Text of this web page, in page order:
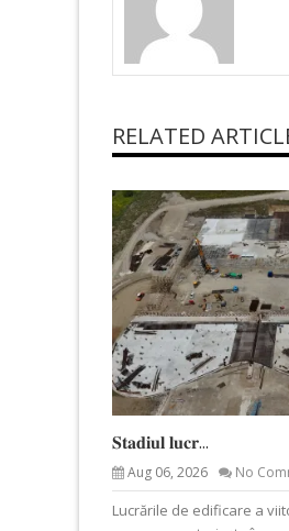
RELATED
𝐒𝐭𝐚𝐝𝐢𝐮𝐥 𝐥𝐮𝐜𝐫...
Aug 06, 2026 No
Lucrările de edificare a